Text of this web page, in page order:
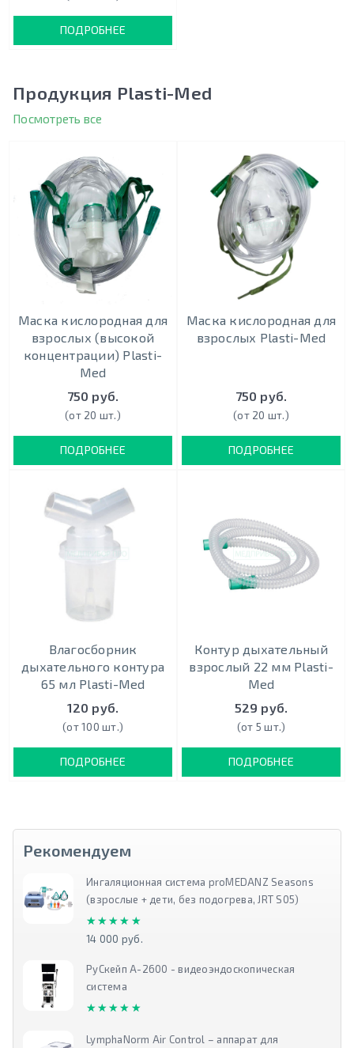
ПОДРОБНЕЕ
Продукция Plasti-Med
Посмотреть все
Маска кислородная для
взрослых (высокой
концентрации) Plasti-
Med
750 руб.
(от 20 шт.)
ПОДРОБНЕЕ
Маска кислородная для
взрослых Plasti-Med
750 руб.
(от 20 шт.)
ПОДРОБНЕЕ
Влагосборник
дыхательного контура
65 мл Plasti-Med
120 руб.
(от 100 шт.)
ПОДРОБНЕЕ
Контур дыхательный
взрослый 22 мм Plasti-
Med
529 руб.
(от 5 шт.)
ПОДРОБНЕЕ
Рекомендуем
Ингаляционная система proMEDANZ Seasons
(взрослые + дети, без подогрева, JRT S05)
★★★★★
★★★★★
14 000 руб.
РуСкейп А-2600 - видеоэндоскопическая
система
★★★★★
★★★★★
LymphaNorm Air Control – аппарат для